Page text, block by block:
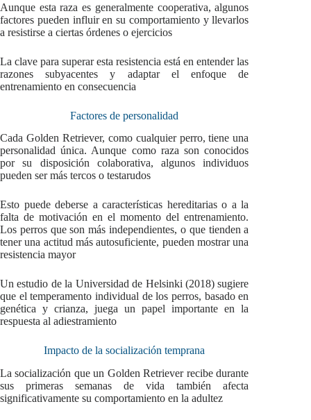
Aunque esta raza es generalmente cooperativa, algunos
factores pueden influir en su comportamiento y llevarlos
a resistirse a ciertas órdenes o ejercicios
La clave para superar esta resistencia está en entender las
razones subyacentes y adaptar el enfoque de
entrenamiento en consecuencia
Factores de personalidad
Cada Golden Retriever, como cualquier perro, tiene una
personalidad única. Aunque como raza son conocidos
por su disposición colaborativa, algunos individuos
pueden ser más tercos o testarudos
Esto puede deberse a características hereditarias o a la
falta de motivación en el momento del entrenamiento.
Los perros que son más independientes, o que tienden a
tener una actitud más autosuficiente, pueden mostrar una
resistencia mayor
Un estudio de la Universidad de Helsinki (2018) sugiere
que el temperamento individual de los perros, basado en
genética y crianza, juega un papel importante en la
respuesta al adiestramiento
Impacto de la socialización temprana
La socialización que un Golden Retriever recibe durante
sus primeras semanas de vida también afecta
significativamente su comportamiento en la adultez